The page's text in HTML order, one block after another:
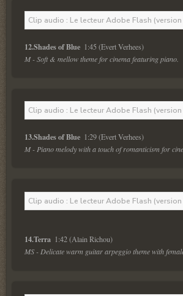
Clip audio : Le lecteur Adobe Flash
12.Shades of Blue
1:45 (Evert Verhees)
M - Soft & mellow theme for cinema featuring piano.
Clip audio : Le lecteur Adobe Flash
13.Shades of Blue
1:29 (Evert Verhees)
M - Piano melody with a touch of romanticism for
Clip audio : Le lecteur Adobe Flash
14.Terra
1:42 (Alain Richou)
MS - Delicate warm guitar arpeggio theme with